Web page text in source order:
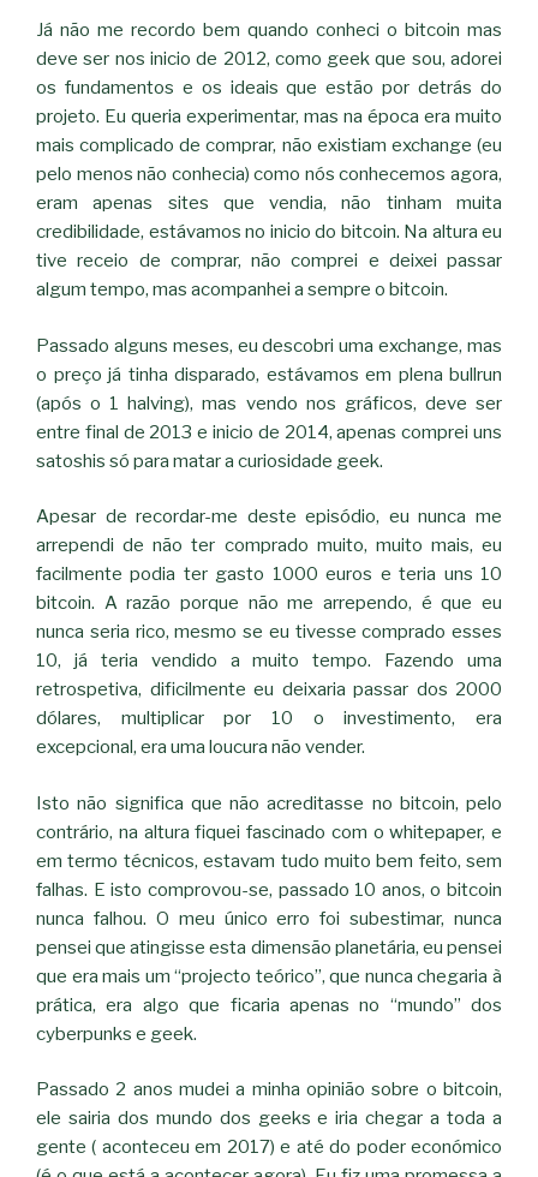
Já não me recordo bem quando conheci o bitcoin mas
deve ser nos inicio de 2012, como geek que sou, adorei
os fundamentos e os ideais que estão por detrás do
projeto. Eu queria experimentar, mas na época era muito
mais complicado de comprar, não existiam exchange (eu
pelo menos não conhecia) como nós conhecemos agora,
eram apenas sites que vendia, não tinham muita
credibilidade, estávamos no inicio do bitcoin. Na altura eu
tive receio de comprar, não comprei e deixei passar
algum tempo, mas acompanhei a sempre o bitcoin.
Passado alguns meses, eu descobri uma exchange, mas
o preço já tinha disparado, estávamos em plena bullrun
(após o 1 halving), mas vendo nos gráficos, deve ser
entre final de 2013 e inicio de 2014, apenas comprei uns
satoshis só para matar a curiosidade geek.
Apesar de recordar-me deste episódio, eu nunca me
arrependi de não ter comprado muito, muito mais, eu
facilmente podia ter gasto 1000 euros e teria uns 10
bitcoin. A razão porque não me arrependo, é que eu
nunca seria rico, mesmo se eu tivesse comprado esses
10, já teria vendido a muito tempo. Fazendo uma
retrospetiva, dificilmente eu deixaria passar dos 2000
dólares, multiplicar por 10 o investimento, era
excepcional, era uma loucura não vender.
Isto não significa que não acreditasse no bitcoin, pelo
contrário, na altura fiquei fascinado com o whitepaper, e
em termo técnicos, estavam tudo muito bem feito, sem
falhas. E isto comprovou-se, passado 10 anos, o bitcoin
nunca falhou. O meu único erro foi subestimar, nunca
pensei que atingisse esta dimensão planetária, eu pensei
que era mais um “projecto teórico”, que nunca chegaria à
prática, era algo que ficaria apenas no “mundo” dos
cyberpunks e geek.
Passado 2 anos mudei a minha opinião sobre o bitcoin,
ele sairia dos mundo dos geeks e iria chegar a toda a
gente ( aconteceu em 2017) e até do poder económico